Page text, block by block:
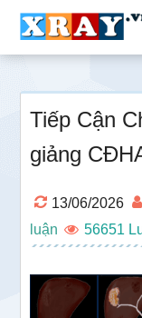
Tiếp Cận
giảng
13/06/2026
luận
56651